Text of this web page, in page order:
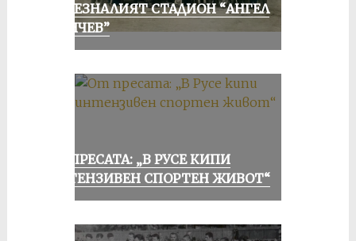
ИЗЧЕЗНАЛИЯТ СТАДИОН “АНГЕЛ
КЪНЧЕВ”
ОТ ПРЕСАТА: „В РУСЕ КИПИ
ИНТЕНЗИВЕН СПОРТЕН ЖИВОТ“